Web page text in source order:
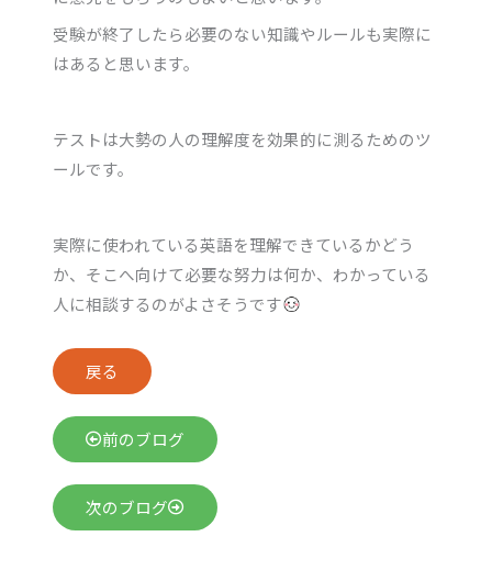
受験が終了したら必要のない知識やルールも実際に
はあると思います。
テストは大勢の人の理解度を効果的に測るためのツ
ールです。
実際に使われている英語を理解できているかどう
か、そこへ向けて必要な努力は何か、わかっている
人に相談するのがよさそうです
戻る
前のブログ
次のブログ